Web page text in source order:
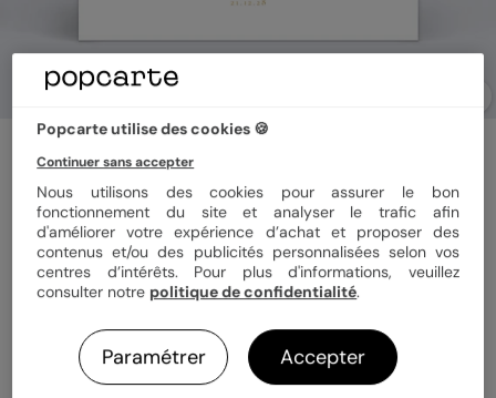
Magnet Faire-part Baptême Univers Rêvé
5(1avis)
Format Magnet 10x10 cm
Quantité Échantillon personnalisé
Popcarte utilise des cookies 🍪
Continuer sans accepter
Nous utilisons des cookies pour assurer le bon
fonctionnement du site et analyser le trafic afin
d'améliorer votre expérience d’achat et proposer des
contenus et/ou des publicités personnalisées selon vos
centres d’intérêts. Pour plus d'informations, veuillez
consulter notre politique de confidentialité.
Paramétrer Accepter